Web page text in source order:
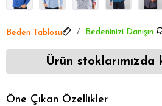
Beden Tablosu Bedeninizi Danışın
Ürün stoklarımızda
Öne Çıkan Özellikler